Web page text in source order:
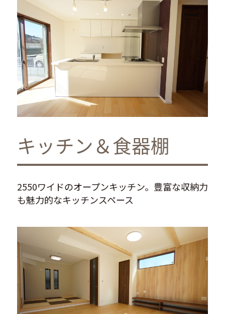
キッチン＆食器棚
2550ワイドのオープンキッチン。豊富な収納力
も魅力的なキッチンスペース